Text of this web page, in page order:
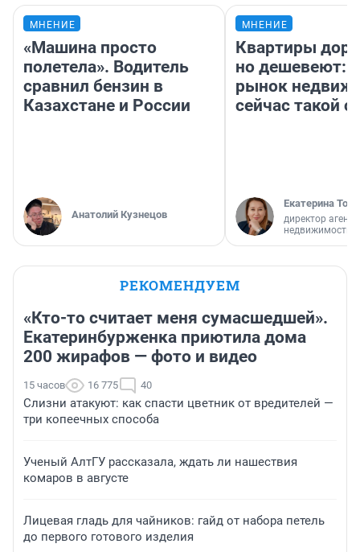
МНЕНИЕ
«Машина просто
полетела». Водитель
сравнил бензин в
Казахстане и России
Анатолий Кузнецов
МНЕНИЕ
Квартиры
но дешевеют:
рынок
сейчас такой
Екатерина
директор
недвижимости
РЕКОМЕНДУЕМ
«Кто-то считает меня сумасшедшей».
Екатеринбурженка приютила дома
200 жирафов — фото и видео
15 часов 16 775 40
Слизни атакуют: как спасти цветник от вредителей —
три копеечных способа
Ученый АлтГУ рассказала, ждать ли нашествия
комаров в августе
Лицевая гладь для чайников: гайд от набора петель
до первого готового изделия